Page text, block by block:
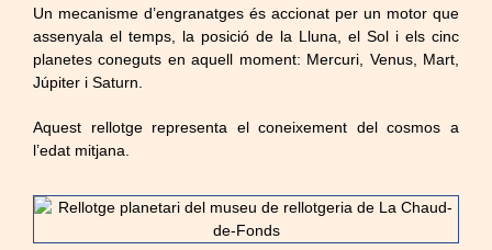
Un mecanisme d’engranatges és accionat per un motor que
assenyala el temps, la posició de la Lluna, el Sol i els cinc
planetes coneguts en aquell moment: Mercuri, Venus, Mart,
Júpiter i Saturn.
Aquest rellotge representa el coneixement del cosmos a
l’edat mitjana.